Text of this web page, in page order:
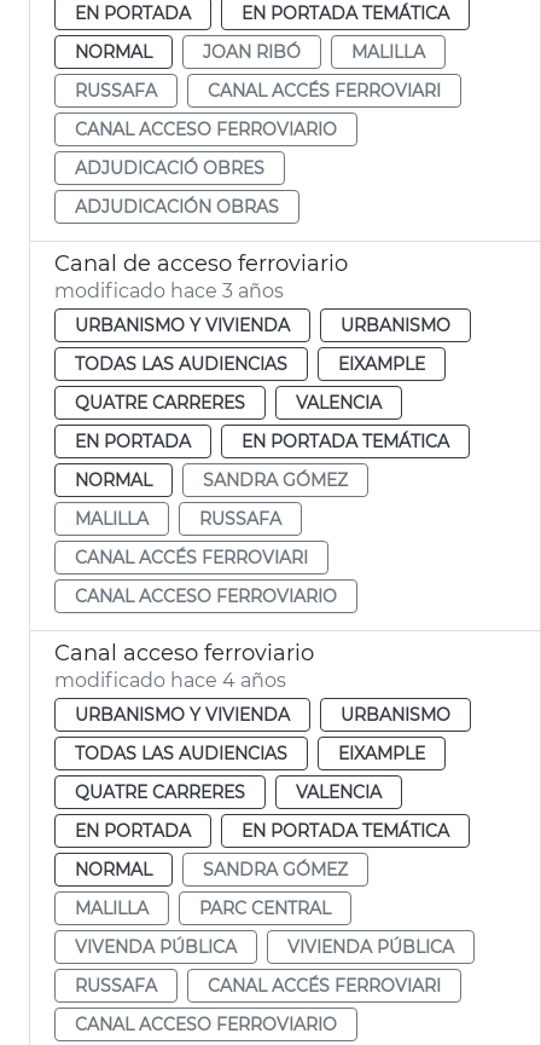
EN PORTADA
EN PORTADA TEMÁTICA
NORMAL
JOAN RIBÓ
MALILLA
RUSSAFA
CANAL ACCÉS FERROVIARI
CANAL ACCESO FERROVIARIO
ADJUDICACIÓ OBRES
ADJUDICACIÓN OBRAS
Canal de acceso ferroviario
modificado hace 3 años
URBANISMO Y VIVIENDA
URBANISMO
TODAS LAS AUDIENCIAS
EIXAMPLE
QUATRE CARRERES
VALENCIA
EN PORTADA
EN PORTADA TEMÁTICA
NORMAL
SANDRA GÓMEZ
MALILLA
RUSSAFA
CANAL ACCÉS FERROVIARI
CANAL ACCESO FERROVIARIO
Canal acceso ferroviario
modificado hace 4 años
URBANISMO Y VIVIENDA
URBANISMO
TODAS LAS AUDIENCIAS
EIXAMPLE
QUATRE CARRERES
VALENCIA
EN PORTADA
EN PORTADA TEMÁTICA
NORMAL
SANDRA GÓMEZ
MALILLA
PARC CENTRAL
VIVENDA PÚBLICA
VIVIENDA PÚBLICA
RUSSAFA
CANAL ACCÉS FERROVIARI
CANAL ACCESO FERROVIARIO